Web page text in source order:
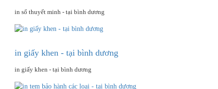
in sổ thuyết minh - tại bình dương
in giấy khen - tại bình dương
in giấy khen - tại bình dương